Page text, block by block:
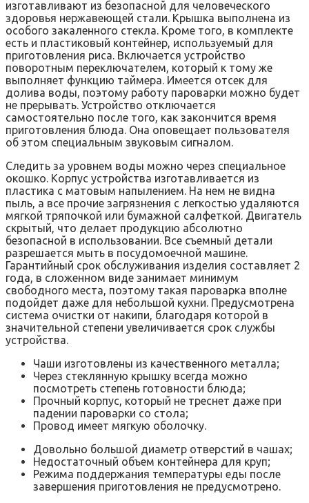
изготавливают из безопасной для человеческого
здоровья нержавеющей стали. Крышка выполнена из
особого закаленного стекла. Кроме того, в комплекте
есть и пластиковый контейнер, используемый для
приготовления риса. Включается устройство
поворотным переключателем, который к тому же
выполняет функцию таймера. Имеется отсек для
долива воды, поэтому работу пароварки можно будет
не прерывать. Устройство отключается
самостоятельно после того, как закончится время
приготовления блюда. Она оповещает пользователя
об этом специальным звуковым сигналом.
Следить за уровнем воды можно через специальное
окошко. Корпус устройства изготавливается из
пластика с матовым напылением. На нем не видна
пыль, а все прочие загрязнения с легкостью удаляются
мягкой тряпочкой или бумажной салфеткой. Двигатель
скрытый, что делает продукцию абсолютно
безопасной в использовании. Все съемный детали
разрешается мыть в посудомоечной машине.
Гарантийный срок обслуживания изделия составляет 2
года, в сложенном виде занимает минимум
свободного места, поэтому такая пароварка вполне
подойдет даже для небольшой кухни. Предусмотрена
система очистки от накипи, благодаря которой в
значительной степени увеличивается срок службы
устройства.
Чаши изготовлены из качественного металла;
Через стеклянную крышку всегда можно
посмотреть степень готовности блюда;
Прочный корпус, который не треснет даже при
падении пароварки со стола;
Провод имеет мягкую оболочку.
Довольно большой диаметр отверстий в чашах;
Недостаточный объем контейнера для круп;
Режима поддержания температуры еды после
завершения приготовления не предусмотрено.